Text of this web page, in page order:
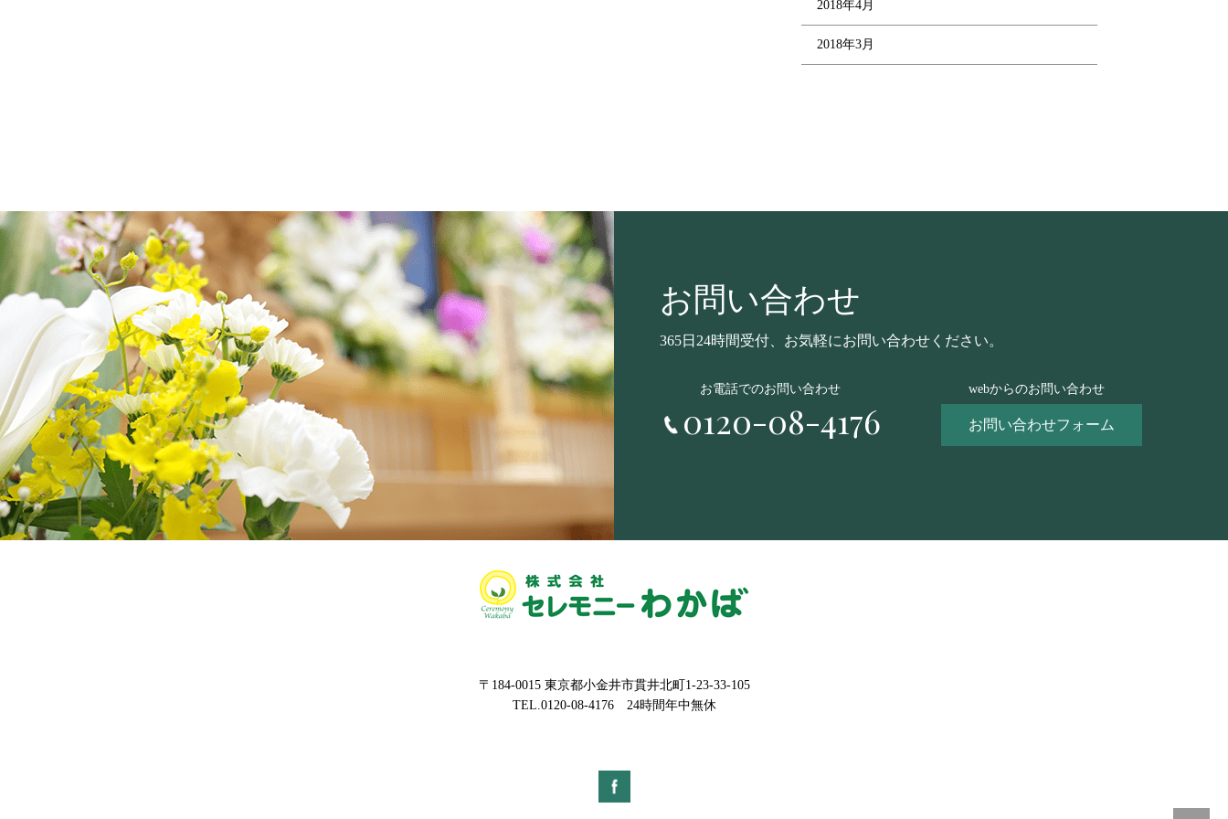
2018年4月
2018年3月
お問い合わせ
365日24時間受付、 お気軽にお問い合わせください。
お電話でのお問い合わせ
0120-08-4176
webからのお問い合わせ
お問い合わせフォーム
〒184-0015 東京都小金井市貫井北町1-23-33-105
TEL.0120-08-4176 24時間年中無休